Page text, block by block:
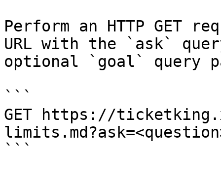
Perform an HTTP GET
URL with the `ask`
optional `goal` query
```
GET https://
```